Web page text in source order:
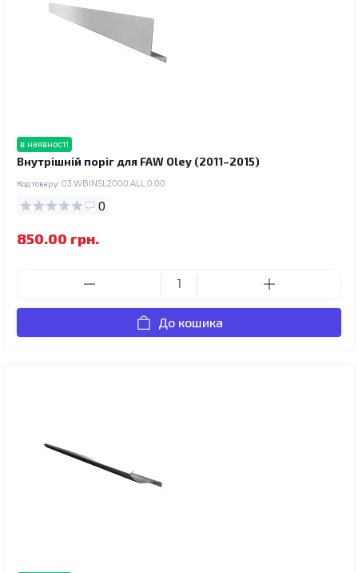
в наявності
Внутрішній поріг для FAW Oley (2011–2015)
Код товару: 03.WBINSL2000.ALL.0.00
0
850.00 грн.
До кошика